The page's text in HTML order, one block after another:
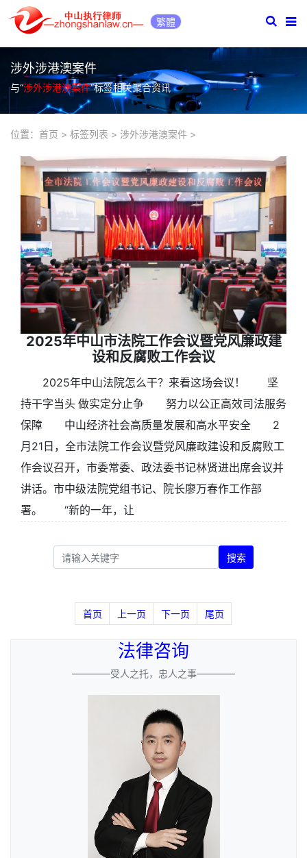
繁體
涉外涉港澳案件
与“涉外涉港澳案件”标签相关聚合资讯
位置： 首页 > 标签列表 > 涉外涉港澳案件 >
2025年中山市法院工作会议暨党风廉政建
设和反腐败工作会议
2025年中山法院怎么干？来看这场会议！ 坚
持干字当头 做实定分止争 努力以公正高效司法服务
保障 中山经济社会高质量发展和高水平安全 2
月21日，全市法院工作会议暨党风廉政建设和反腐败工
作会议召开，市委常委、政法委书记林贤进出席会议并
讲话。市中级法院党组书记、院长廖万春作工作部
署。 “新的一年，让
搜索
首页 上一页 下一页 尾页
法律咨询
————受人之托，忠人之事————